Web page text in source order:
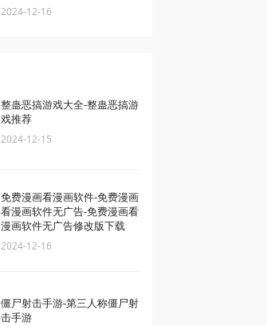
2024-12-16
整蛊恶搞游戏大全-整蛊恶搞游
戏推荐
2024-12-15
免费漫画看漫画软件-免费漫画
看漫画软件无广告-免费漫画看
漫画软件无广告修改版下载
2024-12-16
僵尸射击手游-第三人称僵尸射
击手游